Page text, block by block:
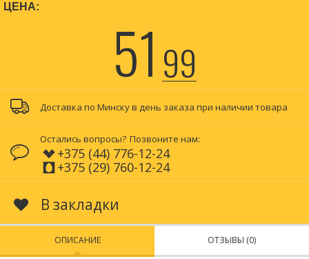
ЦЕНА:
51 99
Доставка по Минску в день заказа при наличии товара
Остались вопросы? Позвоните нам:
+375 (44) 776-12-24
+375 (29) 760-12-24
В закладки
ОПИСАНИЕ ОТЗЫВЫ (0)